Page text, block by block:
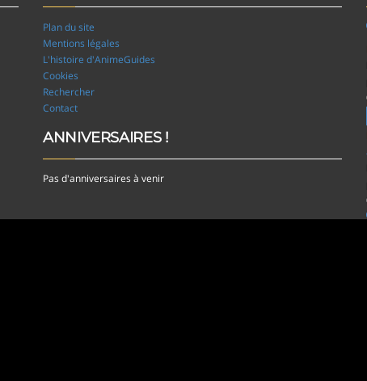
Plan du site
Mentions légales
L'histoire d'AnimeGuides
Cookies
Rechercher
Contact
ANNIVERSAIRES !
Pas d'anniversaires à venir